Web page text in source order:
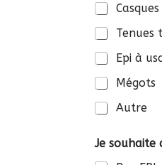
Casques
Tenues
Epi à
Mégots
Autre
Je souhaite